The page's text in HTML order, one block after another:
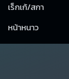
เร็กเก้/สกา
หน้าหนาว